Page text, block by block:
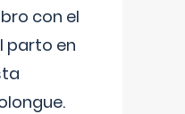
con el
parto en